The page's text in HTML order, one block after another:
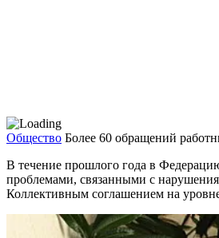
Общество Более 60 обращений
В течение прошлого года в
пробле­мами, связанными с
Коллективным соглаше­нием на